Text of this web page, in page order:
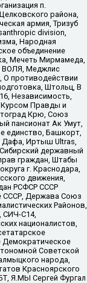
п.
района,
армия, Тризуб
division,
Народная
объединение
Мечеть Мирмамеда,
ВОЛЯ, Меджлис
О противодействии
Штольц, В
Независимость,
Правды и
Крю, Союз
пансионат Ак Умут,
единство, Башкорт,
Дафа, Иртыш Ultras,
державный
граждан, Штабы
г. Краснодара,
движения,
РСФСР СССР
СССР, Держава Союз
Районов,
СИЧ-С14,
националистов,
Советской
народа,
Красноярского
Я.МЫ Сергей Фургал